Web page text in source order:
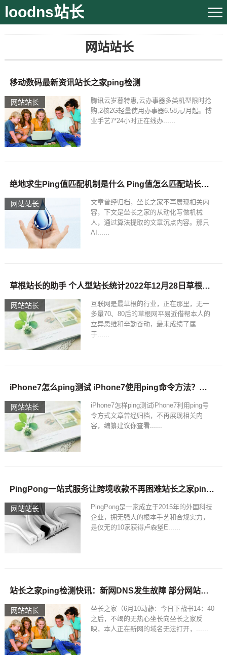
loodns站长
网站站长
网站站长
移动数码最新资讯站长之家ping检测
腾讯云岁暮特惠,云办事器多类机型限时抢
购,2核2G轻量使用办事器6.58元/月起。博
业手艺7*24小时正在线办......
网站站长
绝地求生Ping值匹配机制是什么 Ping值怎么匹配站长之家ping检测
文章曾经归档，坐长之家不再展现相关内
容，下文是坐长之家的从动化写做机械
人，通过算法提取的文章沉点内容。那只
AI......
网站站长
草根站长的助手 个人型站长统计2022年12月28日草根站长工具
互联网是最草根的行业，正在那里，无一
多量70、80后的草根网平易近借帮本人的
立异思维和辛勤奋动，最末成绩了属
于......
网站站长
iPhone7怎么ping测试 iPhone7使用ping命令方法？站长之家ping检测
iPhone7怎样ping测试iPhone7利用ping号
令方式文章曾经归档，不再展现相关内
容，编纂建议你查看......
网站站长
PingPong一站式服务让跨境收款不再困难站长之家ping检测
PingPong是一家成立于2015年的外国科技
企业，拥无强大的根本手艺和合规实力，
是仅无的10家获得卢森堡E......
网站站长
站长之家ping检测快讯：新网DNS发生故障 部分网站无法访问
坐长之家（6月10动静：今日下战书14：40
之后，不竭的无热心坐长向坐长之家反
映，本人正在新网的域名无法打开，......